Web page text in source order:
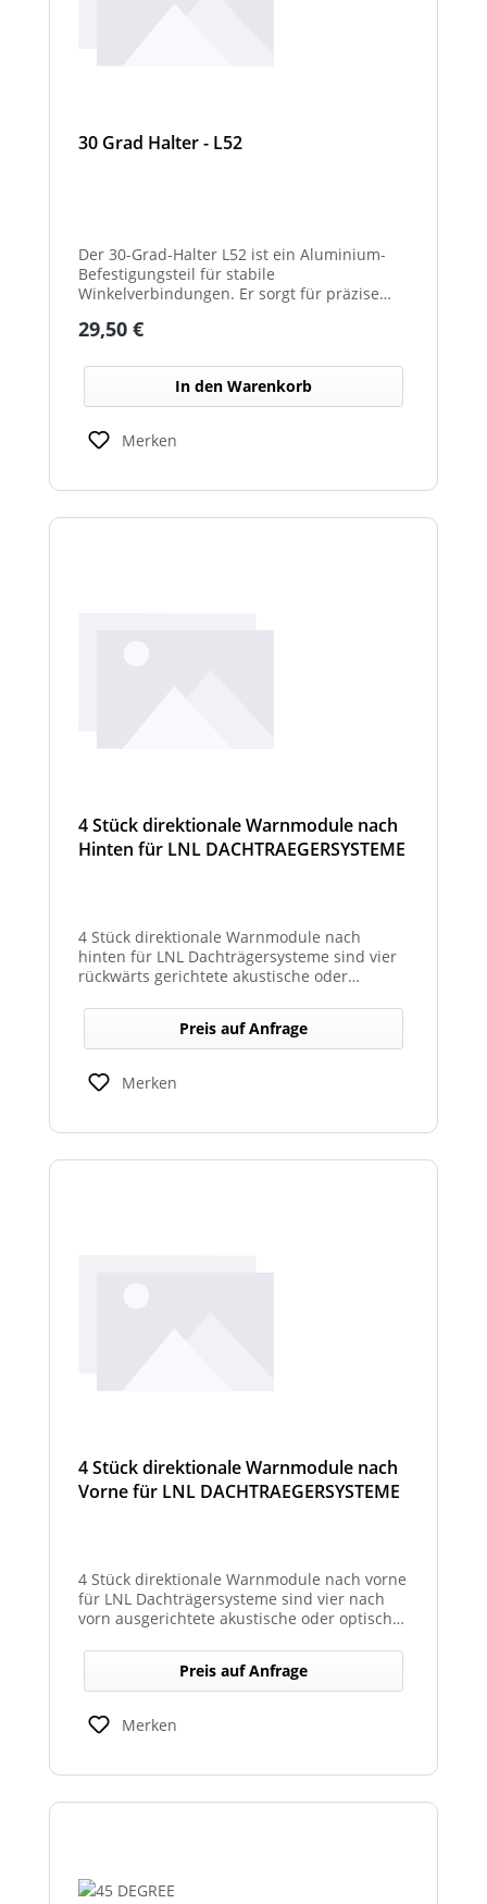
30 Grad Halter - L52
Der 30-Grad-Halter L52 ist ein Aluminium-
Befestigungsteil für stabile
Winkelverbindungen. Er sorgt für präzise
Durch das leichte, korrosionsbeständige
Anwendungen.
Regulärer Preis:
29,50 €
In den Warenkorb
Merken
4 Stück direktionale Warnmodule nach
Hinten für LNL DACHTRAEGERSYSTEME
4 Stück direktionale Warnmodule nach
hinten für LNL Dachträgersysteme sind vier
rückwärts gerichtete akustische oder
montiert werden, um gezielte Warnsignale
nach hinten auszugeben. Sie verbessern die
Sicht‑ und Hörbarkeit von Warnhinweisen im
Heckbereich und erhöhen so die Sicherheit
bei Rückwärts‑ oder Einsatzfahrten.
Preis auf Anfrage
Merken
4 Stück direktionale Warnmodule nach
Vorne für LNL DACHTRAEGERSYSTEME
4 Stück direktionale Warnmodule nach vorne
für LNL Dachträgersysteme sind vier nach
vorn ausgerichtete akustische oder optische
befestigt werden, um in Fahrtrichtung
gezielte Warnsignale abzugeben. Sie
erhöhen die Sicht- und Hörbarkeit von
Warnhinweisen für Fahrer und Umfeld und
verbessern so die Sicherheit bei Einsatz-
Preis auf Anfrage
Merken